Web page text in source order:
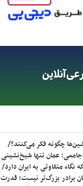
چگونه فکر می‌کنند؟/
عمان تنها شیخ‌نشینی
نگاه متفاوتی به ایران دارد/
برادر بزرگ‌تر نیست؛ قدرت